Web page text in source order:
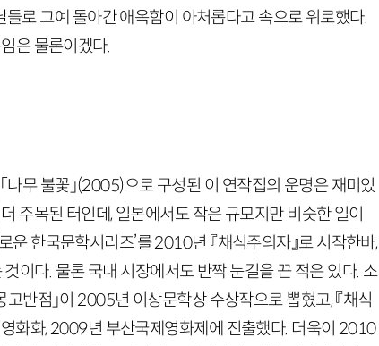
들로 그예 돌아간 애옥함이 아처롭다고 속으로 위로했다.
은 물론이겠다.
나무 불꽃」(2005)으로 구성된 이 연작집의 운명은 재미있
주목된 터인데, 일본에서도 작은 규모지만 비슷한 일이
운 한국문학시리즈’를2010년 『채식주의자』로 시작한바,
것이다. 물론 국내 시장에서도 반짝 눈길을 끈 적은 있다. 소
반점」이 2005년 이상문학상 수상작으로 뽑혔고, 『채식
화화, 2009년 부산국제영화제에 진출했다. 더욱이 2010